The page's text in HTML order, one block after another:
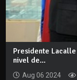
Presidente
nivel de...
Aug 06 2024